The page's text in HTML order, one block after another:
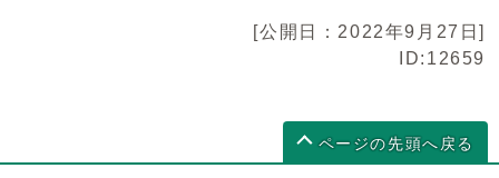
[公開日：2022年9月27日]
ID:12659
ページの先頭へ戻る